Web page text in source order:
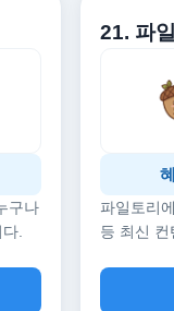
구나
.
21. 파
파일토리
등 최신 컨